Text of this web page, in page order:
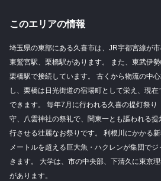
このエリアの情報
埼玉県の東部にある久喜市は、JR宇都宮線が
東鷲宮駅、栗橋駅があります。 また、東武伊
栗橋駅で接続しています。 古くから物流の中
し、栗橋は日光街道の宿場町として栄え、現
できます。 毎年7月に行われる久喜の提灯祭り
守、八雲神社の祭礼で、関東一とも謳われる
行させる壮麗なお祭りです。 利根川にかかる
メートルを超える巨大魚・ハクレンが集団で
きます。 大学は、市の中央部、下清久に東京
があります。